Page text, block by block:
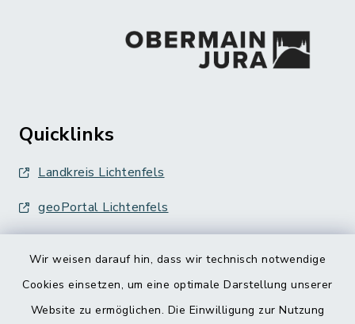
Wir weisen darauf hin, dass wir technisch notwendige
Cookies einsetzen, um eine optimale Darstellung unserer
Website zu ermöglichen. Die Einwilligung zur Nutzung
Quicklinks
Landkreis Lichtenfels
geoPortal Lichtenfels